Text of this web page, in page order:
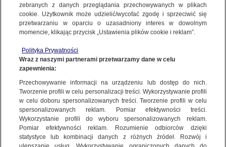
04.09.2018
TOP KIDS W OKNIE OTWARTYM MULTIMEDIA I TOYA!
PREMIUM TV
zebranych z danych przeglądania przechowywanych w plikach
cookie. Użytkownik może udzielić/wycofać zgodę i sprzeciwić się
przetwarzaniu w oparciu o uzasadniony interes w dowolnym
momencie, klikając przycisk „Ustawienia plików cookie i reklam”.
Polityka Prywatności
Wraz z naszymi partnerami przetwarzamy dane w celu
zapewnienia:
Przechowywanie informacji na urządzeniu lub dostęp do nich.
Tworzenie profili w celu personalizacji treści. Wykorzystywanie profili
w celu doboru spersonalizowanych treści. Tworzenie profili w celu
spersonalizowanych reklam. Pomiar efektywności treści.
Wykorzystanie profili do wyboru spersonalizowanych reklam.
Pomiar efektywności reklam. Rozumienie odbiorców dzięki
statystyce lub kombinacji danych z różnych źródeł. Rozwój i